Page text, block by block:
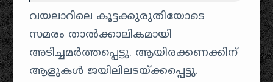
വയലാറിലെ കൂട്ടക്കുരുതിയോടെ
സമരം താൽക്കാലികമായി
അടിച്ചമർത്തപ്പെട്ടു. ആയിരക്കണക്കിന്
ആളുകൾ ജയിലിലടയ്ക്കപ്പെട്ടു.